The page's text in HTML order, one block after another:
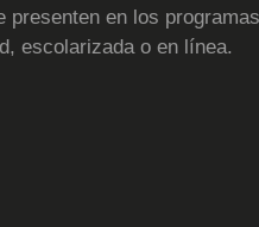
presenten en los
escolarizada o en línea.